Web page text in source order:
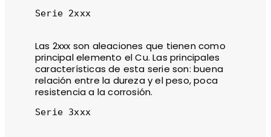
Serie 2xxx
Las 2xxx son aleaciones que tienen como
principal elemento el Cu. Las principales
características de esta serie son: buena
relación entre la dureza y el peso, poca
resistencia a la corrosión.
Serie 3xxx